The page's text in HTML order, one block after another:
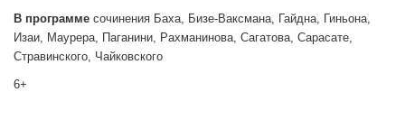
В программе сочинения Баха, Бизе-Ваксмана, Гайдна, Гиньона,
Изаи, Маурера, Паганини, Рахманинова, Сагатова, Сарасате,
Стравинского, Чайковского
6+